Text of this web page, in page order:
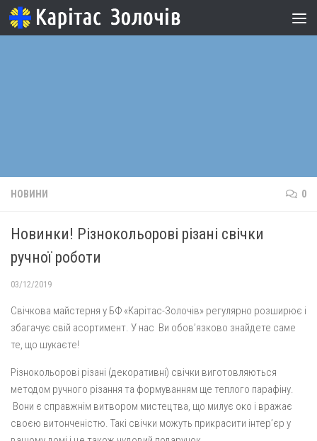
Skip to content
НОВИНИ 0
Новинки! Різнокольорові різані свічки
ручної роботи
03/12/2019
Свічкова майстерня у БФ «Карітас-Золочів» регулярно розширює і
збагачує свій асортимент. У нас Ви обов’язково знайдете саме
те, що шукаєте!
Різнокольорові різані (декоративні) свічки виготовляються
методом ручного різання та формуванням ще теплого парафіну.
Вони є справжнім витвором мистецтва, що милує око і вражає
своєю витонченістю. Такі свічки можуть прикрасити інтер’єр у